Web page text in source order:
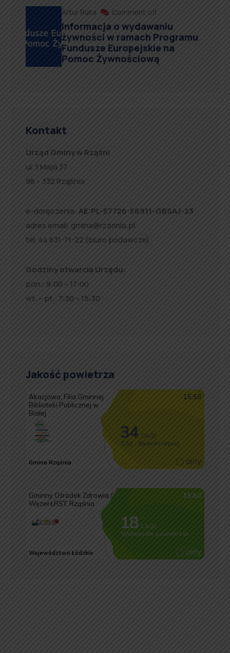
Artur Ruka Comment off
Informacja o wydawaniu
żywności w ramach Programu
Fundusze Europejskie na
Pomoc Żywnościową
Kontakt
Urząd Gminy w Rząśni
ul. 1 Maja 37
98 – 332 Rząśnia
e-doręczenia: AE:PL-57726-56911-GBSAJ-23
adres email: gmina@rzasnia.pl
tel. 44 631-71-22 (biuro podawcze)
Godziny otwarcia Urzędu:
pon.: 9:00 – 17:00
wt. – pt.: 7:30 – 15:30
Jakość powietrza